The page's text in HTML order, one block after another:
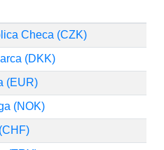
Checa (CZK)
(DKK)
(EUR)
(NOK)